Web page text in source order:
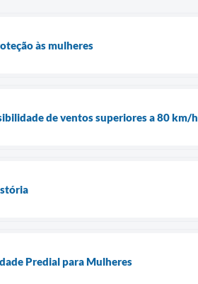
às mulheres
de ventos superiores a 80 km/h
Predial para Mulheres